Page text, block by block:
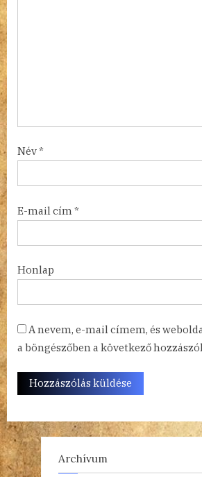
Név*
E-mail cím *
Honlap
A nevem, e-mail címem, és
a böngészőben a következő
Archívum